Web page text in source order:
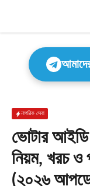
Menu
নাগরিক সেবা
ভোটার আইডি
নিয়ম, খরচ ও
(২০২৬